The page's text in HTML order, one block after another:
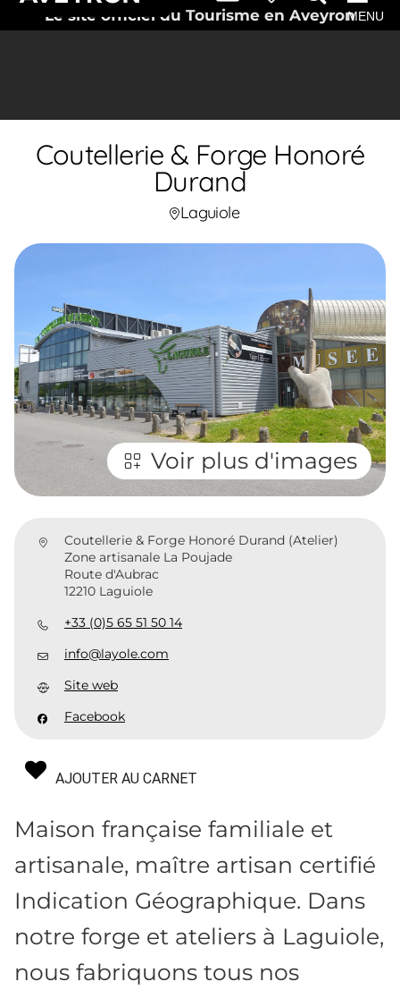
Le site officiel du Tourisme en AveyronMENU
Coutellerie & Forge Honoré
Durand
Laguiole
Voir plus d'images
Coutellerie & Forge Honoré Durand (Atelier)
Zone artisanale La Poujade
Route d'Aubrac
12210 Laguiole
+33 (0)5 65 51 50 14
info@layole.com
Site web
Facebook
AJOUTER AU CARNET
Maison française familiale et
artisanale, maître artisan certifié
Indication Géographique. Dans
notre forge et ateliers à Laguiole,
nous fabriquons tous nos